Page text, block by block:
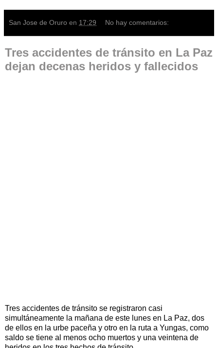
San Jose de Oruro en 17:29 No hay comentarios:
Tres accidentes de tránsito en La Paz
dejan decenas heridos y fallecidos
Tres accidentes de tránsito se registraron casi
simultáneamente la mañana de este lunes en La Paz, dos
de ellos en la urbe paceña y otro en la ruta a Yungas, como
saldo se tiene al menos ocho muertos y una veintena de